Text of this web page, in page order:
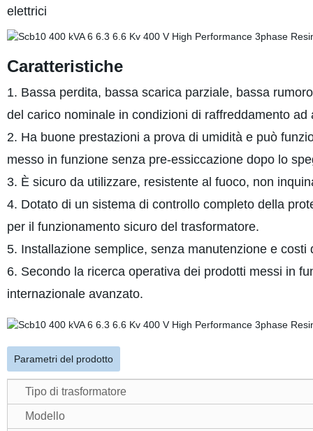
elettrici
Caratteristiche
1. Bassa perdita, bassa scarica parziale, bassa
del carico nominale in condizioni di raffreddamento ad
2. Ha buone prestazioni a prova di umidità e può
messo in funzione senza pre-essiccazione dopo lo
3. È sicuro da utilizzare, resistente al fuoco, non
4. Dotato di un sistema di controllo completo della
per il funzionamento sicuro del trasformatore.
5. Installazione semplice, senza manutenzione e costi
6. Secondo la ricerca operativa dei prodotti messi in
internazionale avanzato.
Parametri del prodotto
Tipo di trasformatore
Modello